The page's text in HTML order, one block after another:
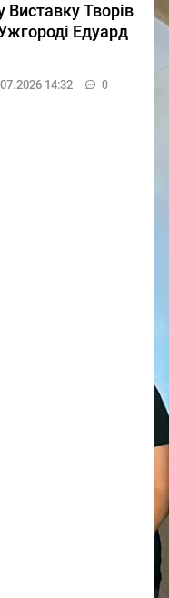
Виставку Творів
Едуард
14:32 0